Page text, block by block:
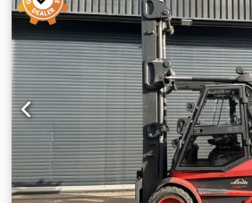
Type: Aanbouwdeel -
2210mm x 1880mm (l x b x h) Crjdpfx
Transportgewicht [kg]: 1750kg -
Financiële informatie BTW: De
BTW BTW/marge: BTW verrekenbaar
Levering en inruil altijd mogelijk van
sectoren Koen van Lent